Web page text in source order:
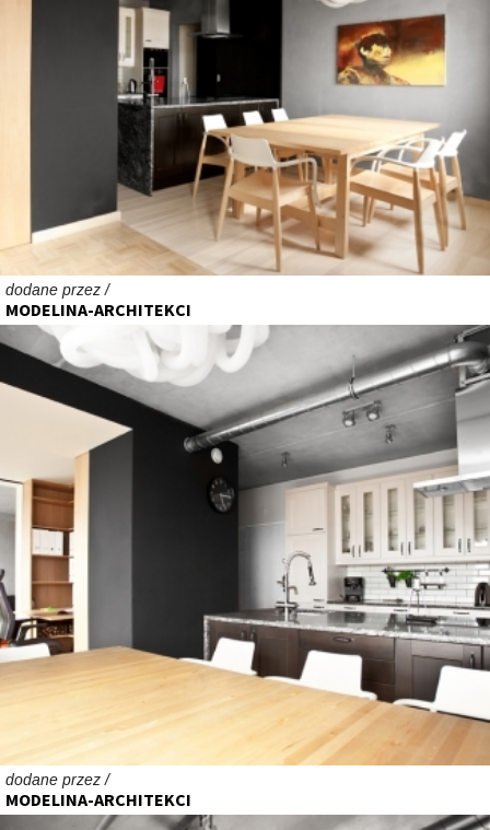
dodane przez /
MODELINA-ARCHITEKCI
dodane przez /
MODELINA-ARCHITEKCI